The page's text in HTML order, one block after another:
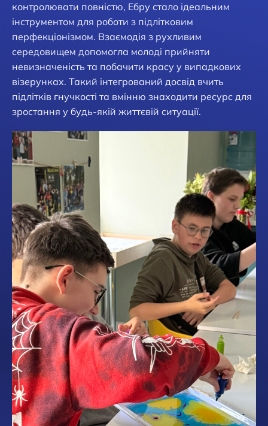
контролювати повністю, Ебру стало ідеальним
інструментом для роботи з підлітковим
перфекціонізмом. Взаємодія з рухливим
середовищем допомогла молоді прийняти
невизначеність та побачити красу у випадкових
візерунках. Такий інтегрований досвід вчить
підлітків гнучкості та вмінню знаходити ресурс для
зростання у будь-якій життєвій ситуації.